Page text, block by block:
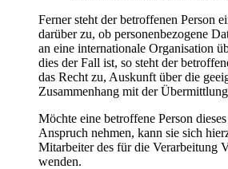
Ferner steht der betroffenen Person
darüber zu, ob personenbezogene
an eine internationale Organisation
dies der Fall ist, so steht der
das Recht zu, Auskunft über die
Zusammenhang mit der
Möchte eine betroffene Person
Anspruch nehmen, kann sie sich
Mitarbeiter des für die Verarbeitung
wenden.